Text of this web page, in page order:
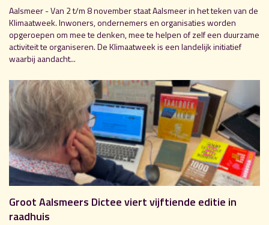
Aalsmeer - Van 2 t/m 8 november staat Aalsmeer in het teken van de
Klimaatweek. Inwoners, ondernemers en organisaties worden
opgeroepen om mee te denken, mee te helpen of zelf een duurzame
activiteit te organiseren. De Klimaatweek is een landelijk initiatief
waarbij aandacht...
Groot Aalsmeers Dictee viert vijftiende editie in
raadhuis